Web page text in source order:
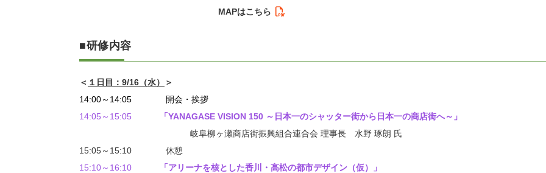
MAPはこちら
■研修内容
＜ １日目：9/16（水）
＞
14:00～14:05 開会・挨拶
14:05～15:05
「 YANAGASE VISION 150 ～日本一のシャッター街から日本一の商店街へ～ 」
岐阜柳ヶ瀬商店街振興組合連合会 理事長 水野 琢朗 氏
15:05～15:10 休憩
15:10～16:10
「アリーナを核とした香川・高松の都市デザイン（仮）」